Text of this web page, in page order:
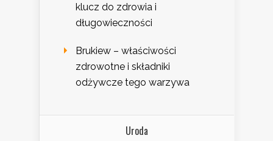
klucz do zdrowia i
długowieczności
Brukiew – właściwości
zdrowotne i składniki
odżywcze tego warzywa
Uroda